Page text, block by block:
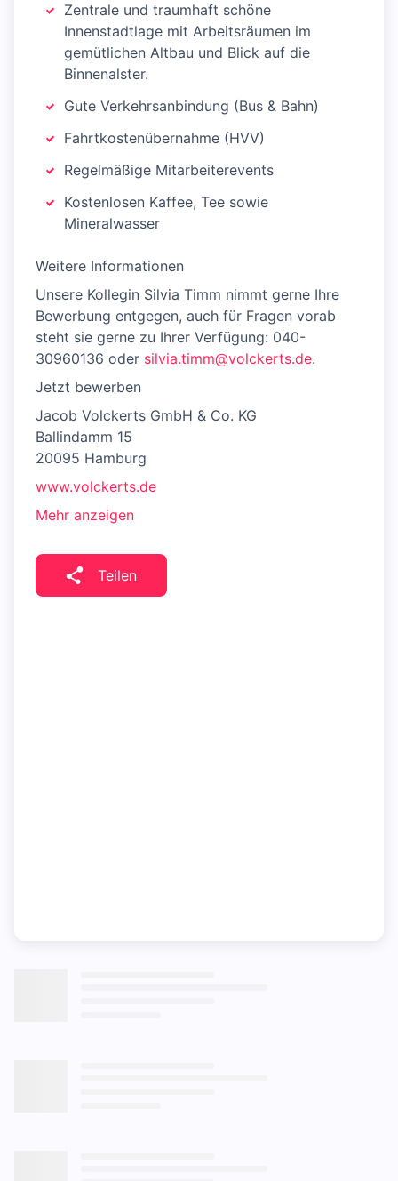
Zentrale und traumhaft schöne
Innenstadtlage mit Arbeitsräumen im
gemütlichen Altbau und Blick auf die
Binnenalster.
Gute Verkehrsanbindung (Bus & Bahn)
Fahrtkostenübernahme (HVV)
Regelmäßige Mitarbeiterevents
Kostenlosen Kaffee, Tee sowie
Mineralwasser
Weitere Informationen
Unsere Kollegin Silvia Timm nimmt gerne Ihre
Bewerbung entgegen, auch für Fragen vorab
steht sie gerne zu Ihrer Verfügung: 040-
30960136 oder silvia.timm@volckerts.de.
Jetzt bewerben
Jacob Volckerts GmbH & Co. KG
Ballindamm 15
20095 Hamburg
www.volckerts.de
Mehr anzeigen
Teilen